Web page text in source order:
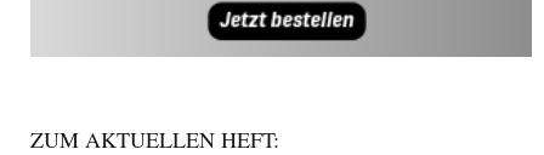
ZUM AKTUELLEN HEFT: